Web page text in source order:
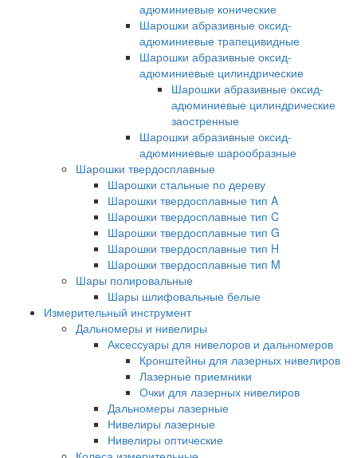
адюминиевые конические
Шарошки абразивные оксид-
адюминиевые трапецивидные
Шарошки абразивные оксид-
адюминиевые цилиндрические
Шарошки абразивные оксид-
адюминиевые цилиндрические
заостренные
Шарошки абразивные оксид-
адюминиевые шарообразные
Шарошки твердосплавные
Шарошки стальные по дереву
Шарошки твердосплавные тип A
Шарошки твердосплавные тип C
Шарошки твердосплавные тип G
Шарошки твердосплавные тип H
Шарошки твердосплавные тип M
Шары полировальные
Шары шлифовальные белые
Измерительный инструмент
Дальномеры и нивелиры
Аксессуары для нивелоров и дальномеров
Кронштейны для лазерных нивелиров
Лазерные приемники
Очки для лазерных нивелиров
Дальномеры лазерные
Нивелиры лазерные
Нивелиры оптические